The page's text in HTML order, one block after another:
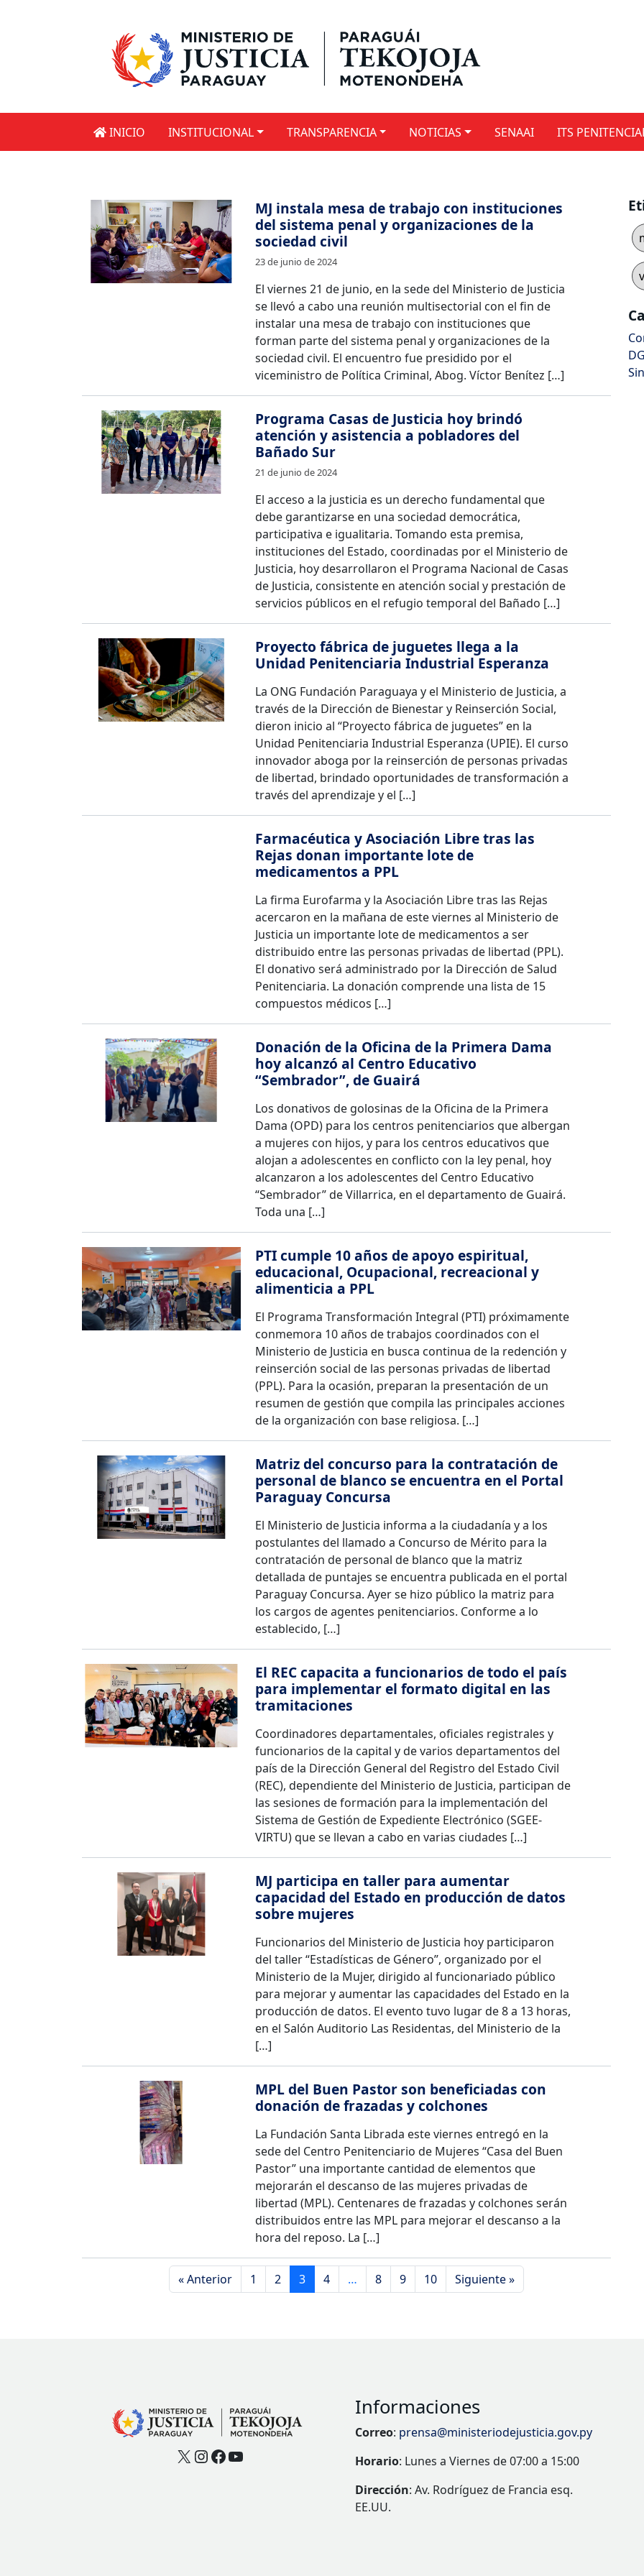
INICIO INSTITUCIONAL TRANSPARENCIA NOTICIAS SENAAI ITS
MJ instala mesa de trabajo con instituciones
del sistema penal y organizaciones de la
sociedad civil
23 de junio de 2024
El viernes 21 de junio, en la sede del Ministerio de Justicia
se llevó a cabo una reunión multisectorial con el fin de
instalar una mesa de trabajo con instituciones que
forman parte del sistema penal y organizaciones de la
sociedad civil. El encuentro fue presidido por el
viceministro de Política Criminal, Abog. Víctor Benítez […]
Programa Casas de Justicia hoy brindó
atención y asistencia a pobladores del
Bañado Sur
21 de junio de 2024
El acceso a la justicia es un derecho fundamental que
debe garantizarse en una sociedad democrática,
participativa e igualitaria. Tomando esta premisa,
instituciones del Estado, coordinadas por el Ministerio de
Justicia, hoy desarrollaron el Programa Nacional de Casas
de Justicia, consistente en atención social y prestación de
servicios públicos en el refugio temporal del Bañado […]
Proyecto fábrica de juguetes llega a la
Unidad Penitenciaria Industrial Esperanza
La ONG Fundación Paraguaya y el Ministerio de Justicia, a
través de la Dirección de Bienestar y Reinserción Social,
dieron inicio al “Proyecto fábrica de juguetes” en la
Unidad Penitenciaria Industrial Esperanza (UPIE). El curso
innovador aboga por la reinserción de personas privadas
de libertad, brindado oportunidades de transformación a
través del aprendizaje y el […]
Farmacéutica y Asociación Libre tras las
Rejas donan importante lote de
medicamentos a PPL
La firma Eurofarma y la Asociación Libre tras las Rejas
acercaron en la mañana de este viernes al Ministerio de
Justicia un importante lote de medicamentos a ser
distribuido entre las personas privadas de libertad (PPL).
El donativo será administrado por la Dirección de Salud
Penitenciaria. La donación comprende una lista de 15
compuestos médicos […]
Donación de la Oficina de la Primera Dama
hoy alcanzó al Centro Educativo
“Sembrador”, de Guairá
Los donativos de golosinas de la Oficina de la Primera
Dama (OPD) para los centros penitenciarios que albergan
a mujeres con hijos, y para los centros educativos que
alojan a adolescentes en conflicto con la ley penal, hoy
alcanzaron a los adolescentes del Centro Educativo
“Sembrador” de Villarrica, en el departamento de Guairá.
Toda una […]
PTI cumple 10 años de apoyo espiritual,
educacional, Ocupacional, recreacional y
alimenticia a PPL
El Programa Transformación Integral (PTI) próximamente
conmemora 10 años de trabajos coordinados con el
Ministerio de Justicia en busca continua de la redención y
reinserción social de las personas privadas de libertad
(PPL). Para la ocasión, preparan la presentación de un
resumen de gestión que compila las principales acciones
de la organización con base religiosa. […]
Matriz del concurso para la contratación de
personal de blanco se encuentra en el Portal
Paraguay Concursa
El Ministerio de Justicia informa a la ciudadanía y a los
postulantes del llamado a Concurso de Mérito para la
contratación de personal de blanco que la matriz
detallada de puntajes se encuentra publicada en el portal
Paraguay Concursa. Ayer se hizo público la matriz para
los cargos de agentes penitenciarios. Conforme a lo
establecido, […]
El REC capacita a funcionarios de todo el país
para implementar el formato digital en las
tramitaciones
Coordinadores departamentales, oficiales registrales y
funcionarios de la capital y de varios departamentos del
país de la Dirección General del Registro del Estado Civil
(REC), dependiente del Ministerio de Justicia, participan de
las sesiones de formación para la implementación del
Sistema de Gestión de Expediente Electrónico (SGEE-
VIRTU) que se llevan a cabo en varias ciudades […]
MJ participa en taller para aumentar
capacidad del Estado en producción de datos
sobre mujeres
Funcionarios del Ministerio de Justicia hoy participaron
del taller “Estadísticas de Género”, organizado por el
Ministerio de la Mujer, dirigido al funcionariado público
para mejorar y aumentar las capacidades del Estado en la
producción de datos. El evento tuvo lugar de 8 a 13 horas,
en el Salón Auditorio Las Residentas, del Ministerio de la
[…]
MPL del Buen Pastor son beneficiadas con
donación de frazadas y colchones
La Fundación Santa Librada este viernes entregó en la
sede del Centro Penitenciario de Mujeres “Casa del Buen
Pastor” una importante cantidad de elementos que
mejorarán el descanso de las mujeres privadas de
libertad (MPL). Centenares de frazadas y colchones serán
distribuidos entre las MPL para mejorar el descanso a la
hora del reposo. La […]
« Anterior 1 2 3 4 … 8 9 10 Siguiente »
X Instagram
Facebook
YouTube
Informaciones
Correo: prensa@ministeriodejusticia.gov.py
Horario: Lunes a Viernes de 07:00 a 15:00
Dirección: Av. Rodríguez de Francia esq.
EE.UU.